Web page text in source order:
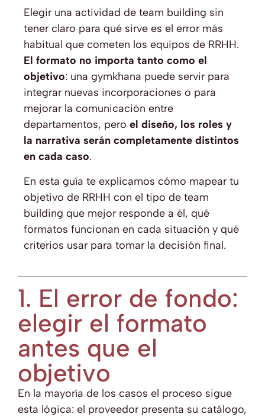
Elegir una actividad de team building sin
tener claro para qué sirve es el error más
habitual que cometen los equipos de RRHH.
El formato no importa tanto como el
objetivo: una gymkhana puede servir para
integrar nuevas incorporaciones o para
mejorar la comunicación entre
departamentos, pero el diseño, los roles y
la narrativa serán completamente distintos
en cada caso.
En esta guía te explicamos cómo mapear tu
objetivo de RRHH con el tipo de team
building que mejor responde a él, qué
formatos funcionan en cada situación y qué
criterios usar para tomar la decisión final.
1. El error de fondo:
elegir el formato
antes que el
objetivo
En la mayoría de los casos el proceso sigue
esta lógica: el proveedor presenta su catálogo,